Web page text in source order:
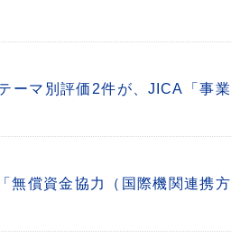
ーマ別評価2件が、JICA「事業
無償資金協力（国際機関連携方